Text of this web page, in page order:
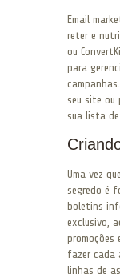
Email
reter e
ou
para
seu site ou
sua lista de
Uma vez
segredo é
boletins
exclusivo,
promoções
fazer cada
linhas de